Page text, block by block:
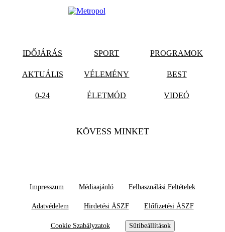
IDŐJÁRÁS SPORT PROGRAMOK
AKTUÁLIS VÉLEMÉNY BEST
0-24 ÉLETMÓD VIDEÓ
KÖVESS MINKET
Impresszum Médiaajánló Felhasználási Feltételek
Adatvédelem Hirdetési ÁSZF Előfizetési ÁSZF
Cookie Szabályzatok Sütibeállítások